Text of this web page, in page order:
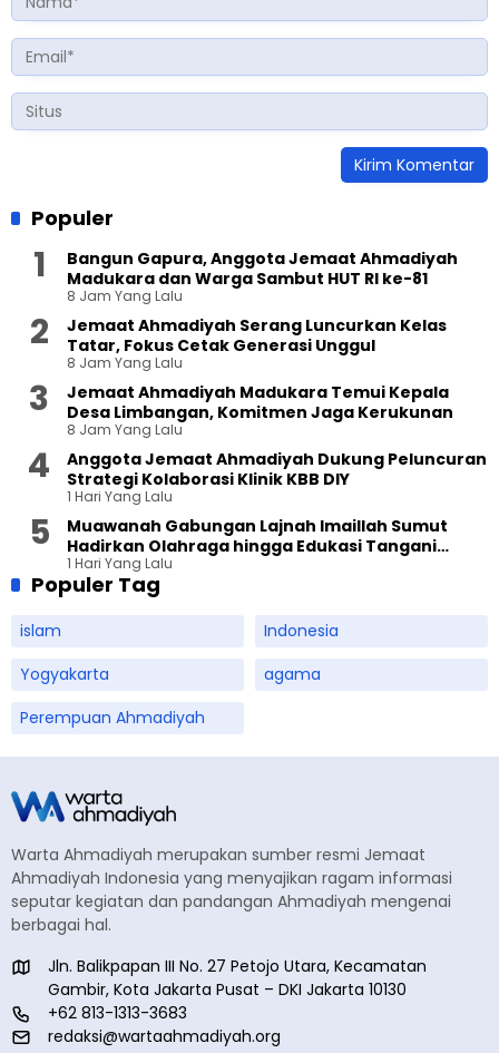
Populer
Bangun Gapura, Anggota Jemaat Ahmadiyah
Madukara dan Warga Sambut HUT RI ke-81
8 Jam Yang Lalu
Jemaat Ahmadiyah Serang Luncurkan Kelas
Tatar, Fokus Cetak Generasi Unggul
8 Jam Yang Lalu
Jemaat Ahmadiyah Madukara Temui Kepala
Desa Limbangan, Komitmen Jaga Kerukunan
8 Jam Yang Lalu
Anggota Jemaat Ahmadiyah Dukung Peluncuran
Strategi Kolaborasi Klinik KBB DIY
1 Hari Yang Lalu
Muawanah Gabungan Lajnah Imaillah Sumut
Hadirkan Olahraga hingga Edukasi Tangani
Sampah
1 Hari Yang Lalu
Populer Tag
islam
Indonesia
Yogyakarta
agama
Perempuan Ahmadiyah
Warta Ahmadiyah merupakan sumber resmi Jemaat
Ahmadiyah Indonesia yang menyajikan ragam informasi
seputar kegiatan dan pandangan Ahmadiyah mengenai
berbagai hal.
Jln. Balikpapan III No. 27 Petojo Utara, Kecamatan
Gambir, Kota Jakarta Pusat – DKI Jakarta 10130
+62 813-1313-3683
redaksi@wartaahmadiyah.org